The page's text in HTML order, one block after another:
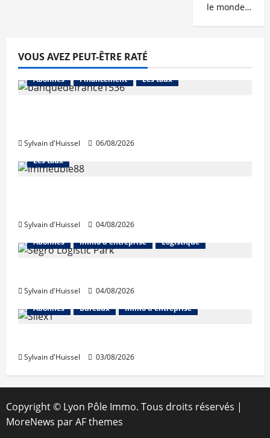
le monde…
VOUS AVEZ PEUT-ÊTRE RATÉ
Abonnés Financement Les taux
Sylvain d'Huissel 06/08/2026
Abonnés Financement
Les taux
Sylvain d'Huissel
04/08/2026
Abonnés
Immo d'entreprise Logistique
Sylvain d'Huissel
04/08/2026
Abonnés
Bureaux Immo d'entreprise
Sylvain d'Huissel 03/08/2026
Copyright © Lyon Pôle Immo. Tous droits réservés |
MoreNews par AF themes